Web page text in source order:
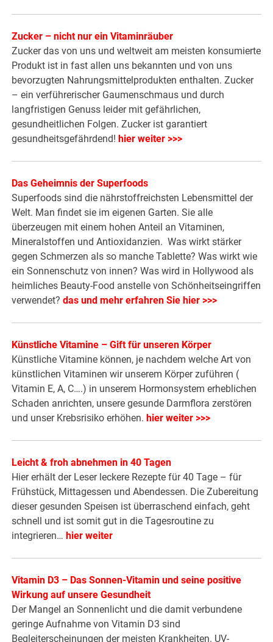
Zucker – nicht nur ein Vitaminräuber
Zucker das von uns und weltweit am meisten konsumierte
Produkt ist in fast allen uns bekannten und von uns
bevorzugten Nahrungsmittelprodukten enthalten. Zucker
– ein verführerischer Gaumenschmaus und durch
langfristigen Genuss leider mit gefährlichen,
gesundheitlichen Folgen. Zucker ist garantiert
gesundheitsgefährdend! hier weiter >>>
Das Geheimnis der Superfoods
Superfoods sind die nährstoffreichsten Lebensmittel der
Welt. Man findet sie im eigenen Garten. Sie alle
überzeugen mit einem hohen Anteil an Vitaminen,
Mineralstoffen und Antioxidanzien. Was wirkt stärker
gegen Schmerzen als so manche Tablette? Was wirkt wie
ein Sonnenschutz von innen? Was wird in Hollywood als
heimliches Beauty-Food anstelle von Schönheitseingriffen
verwendet?das und mehr erfahren Sie hier >>>
Künstliche Vitamine – Gift für unseren Körper
Künstliche Vitamine können, je nachdem welche Art von
künstlichen Vitaminen wir unserem Körper zuführen (
Vitamin E, A, C….) in unserem Hormonsystem erheblichen
Schaden anrichten, unsere gesunde Darmflora zerstören
und unser Krebsrisiko erhöhen. hier weiter >>>
Leicht & froh abnehmen in 40 Tagen
Hier erhält der Leser leckere Rezepte für 40 Tage – für
Frühstück, Mittagessen und Abendessen. Die Zubereitung
dieser gesunden Speisen ist überraschend einfach, geht
schnell und ist somit gut in die Tagesroutine zu
integrieren… hier weiter
Vitamin D3 – Das Sonnen-Vitamin und seine positive
Wirkung auf unsere Gesundheit
Der Mangel an Sonnenlicht und die damit verbundene
geringe Aufnahme von Vitamin D3 sind
Begleiterscheinungen der meisten Krankheiten. UV-